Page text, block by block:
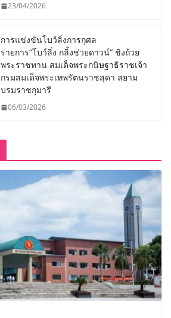
23/04/2026
การแข่งขันโบว์ลิ่งการกุศล
รายการ“โบว์ลิ่ง กลิ้งช่วยดาวน์” ชิงถ้วย
พระราชทาน สมเด็จพระกนิษฐาธิราชเจ้า
กรมสมเด็จพระเทพรัตนราชสุดา สยาม
บรมราชกุมารี
06/03/2026